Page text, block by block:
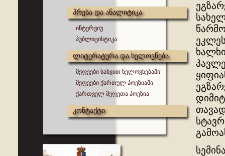
პრესა და ანალიტიკა
ინტერვიუ
პუბლიცისტიკა
ლიტერატურა და ხელოვნება
მეფეები სახვით ხელოვნებაში
მეფეები ქართულ პოეზიაში
ქართველ მეფეთა პოეზია
კონტაქტი